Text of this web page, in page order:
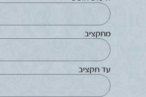
מתקציב
עד תקציב